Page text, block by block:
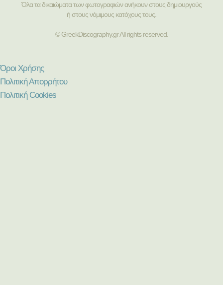
Όλα τα δικαιώματα των φωτογραφιών ανήκουν στους δημιουργούς
ή στους νόμιμους κατόχους τους.
© GreekDiscography.gr All rights reserved.
Όροι Χρήσης
Πολιτική Απορρήτου
Πολιτική Cookies